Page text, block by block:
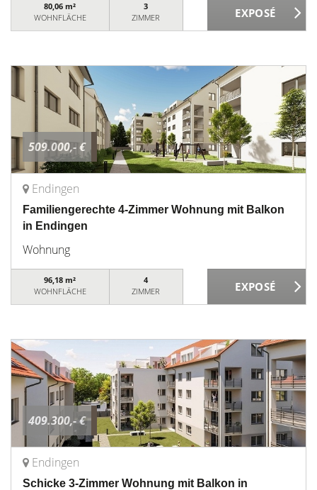
80,06 m²
WOHNFLÄCHE
3
ZIMMER
509.000,- €
Endingen
Familiengerechte 4-Zimmer Wohnung mit Balkon
in Endingen
Wohnung
96,18 m²
WOHNFLÄCHE
4
ZIMMER
409.300,- €
Endingen
Schicke 3-Zimmer Wohnung mit Balkon in